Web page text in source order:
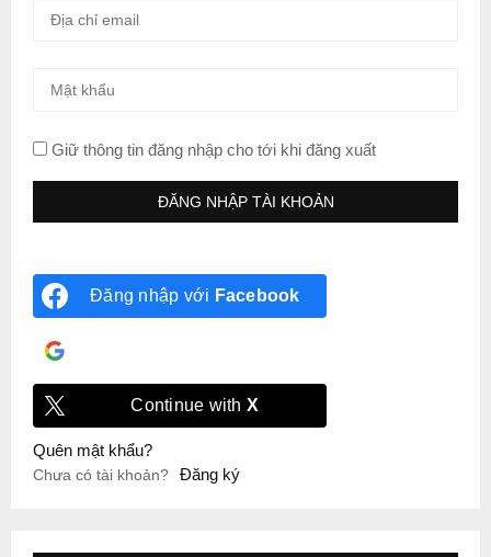
Giữ thông tin đăng nhập cho tới khi đăng xuất
Đăng nhập với Facebook
Continue with X
Quên mật khẩu?
Chưa có tài khoản? Đăng ký